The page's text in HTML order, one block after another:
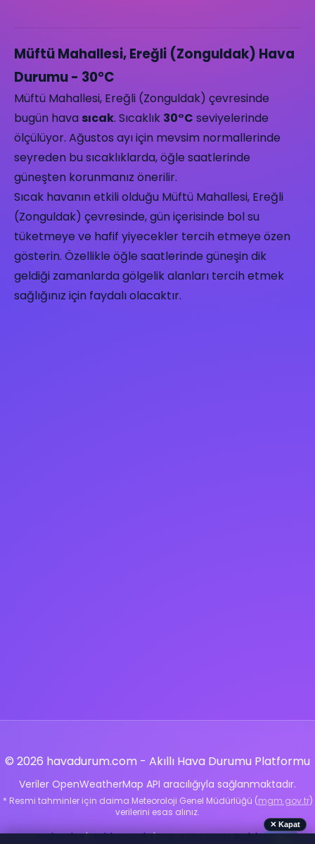
Müftü Mahallesi, Ereğli (Zonguldak) Hava
Durumu - 30°C
Müftü Mahallesi, Ereğli (Zonguldak) çevresinde
bugün hava sıcak. Sıcaklık 30°C seviyelerinde
ölçülüyor. Ağustos ayı için mevsim normallerinde
seyreden bu sıcaklıklarda, öğle saatlerinde
güneşten korunmanız önerilir.
Sıcak havanın etkili olduğu Müftü Mahallesi, Ereğli
(Zonguldak) çevresinde, gün içerisinde bol su
tüketmeye ve hafif yiyecekler tercih etmeye özen
gösterin. Özellikle öğle saatlerinde güneşin dik
geldiği zamanlarda gölgelik alanları tercih etmek
sağlığınız için faydalı olacaktır.
© 2026 havadurum.com - Akıllı Hava Durumu Platformu
Veriler OpenWeatherMap API aracılığıyla sağlanmaktadır.
* Resmi tahminler için daima Meteoroloji Genel Müdürlüğü (mgm.gov.tr)
verilerini esas alınız.
Haberler|Hakkımızda|Hava Durumu Rehberi|
✕ Kapat